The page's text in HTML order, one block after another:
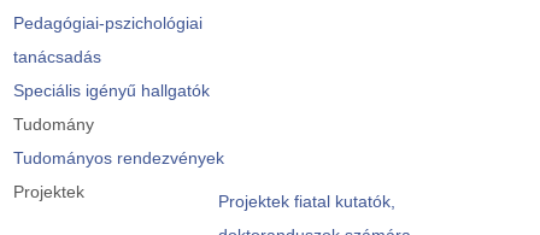
Pedagógiai-pszichológiai
tanácsadás
Speciális igényű hallgatók
Tudomány
Tudományos rendezvények
Projektek
Projektek fiatal kutatók,